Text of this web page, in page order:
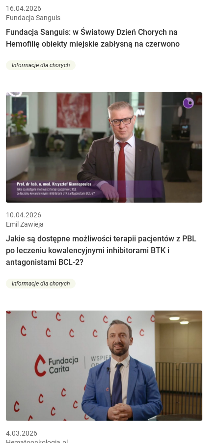
16.04.2026
Fundacja Sanguis
Fundacja Sanguis: w Światowy Dzień Chorych na
Hemofilię obiekty miejskie zabłysną na czerwono
Informacje dla chorych
10.04.2026
Emil Zawieja
Jakie są dostępne możliwości terapii pacjentów z PBL
po leczeniu kowalencyjnymi inhibitorami BTK i
antagonistami BCL-2?
Informacje dla chorych
4.03.2026